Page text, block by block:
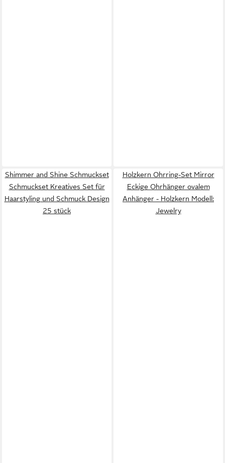
Shimmer and Shine Schmuckset
Schmuckset Kreatives Set für
Haarstyling und Schmuck Design
25 stück
Holzkern Ohrring-Set Mirror
Eckige Ohrhänger ovalem
Anhänger - Holzkern Modell:
Jewelry